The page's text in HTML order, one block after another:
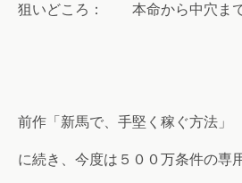
狙いどころ： 本命から中穴ま
前作「新馬で、手堅く 稼ぐ方
に続き、今度は５００万条件の専